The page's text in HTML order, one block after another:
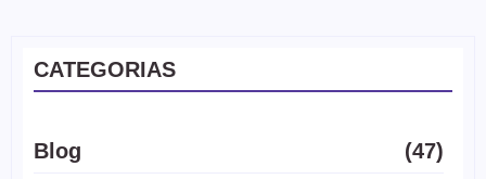
CATEGORIAS
Blog (47)